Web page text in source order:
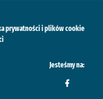
prywatności i plików cookie
Jesteśmy na: